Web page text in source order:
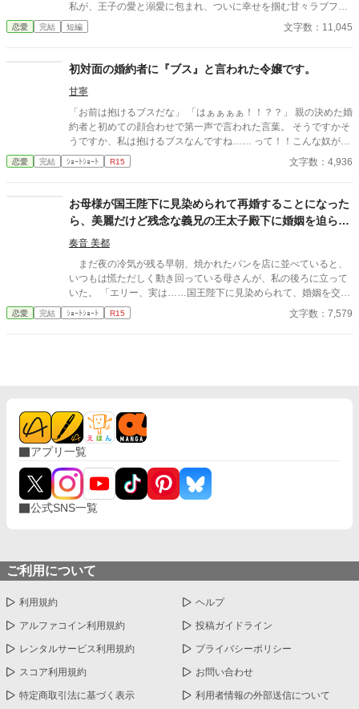
私が、王子の愛と溺愛に包まれ、ついに幸せを掴む甘々ラブファ
ンタジー。妹や家族との誤解、影武者の存在も絡み、ハラハラと
胸キュンが止まらない物語。
恋愛 完結 短編 文字数：11,045
初対面の婚約者に『ブス』と言われた令嬢です。
甘寧
「お前は抱けるブスだな」 「はぁぁぁぁ！！？？」 親の決めた婚
約者と初めての顔合わせで第一声で言われた言葉。 そうですかそ
うですか、私は抱けるブスなんですね…… って！！こんな奴が婚
約者なんて冗談じゃない！！ お父様！！こいつと結婚しろと言う
ならば私は家を出ます！！ え？結納金貰っちゃった？ それじゃ
ょう。 ※4時間ほどで書き上げたものなので、頭空っぽにして読
んでください。
恋愛 完結 ｼｮｰﾄｼｮｰﾄ R15 文字数：4,936
お母様が国王陛下に見染められて再婚することになった
ら、美麗だけど残念な義兄の王太子殿下に婚姻を迫られ
ました！
奏音 美都
まだ夜の冷気が残る早朝、焼かれたパンを店に並べていると、
いつもは慌ただしく動き回っている母さんが、私の後ろに立って
いた。 「エリー、実は……国王陛下に見染められて、婚姻を交わ
すことになったんだけど、貴女も王宮に入ってくれるかしら？」
国王陛下に見染められて……って。国王陛下が母さんを好きに
恋愛 完結 ｼｮｰﾄｼｮｰﾄ R15 文字数：7,579
アプリ一覧
公式SNS一覧
ご利用について
利用規約 ヘルプ
アルファコイン利用規約 投稿ガイドライン
レンタルサービス利用規約 プライバシーポリシー
スコア利用規約 お問い合わせ
特定商取引法に基づく表示 利用者情報の外部送信について